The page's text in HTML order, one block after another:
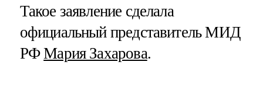
Такое заявление сделала
официальный представитель МИД
РФМария Захарова.